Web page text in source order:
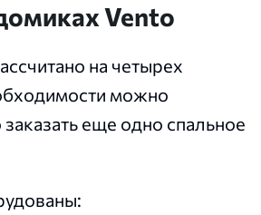
Vento
на четырех
можно
еще одно спальное